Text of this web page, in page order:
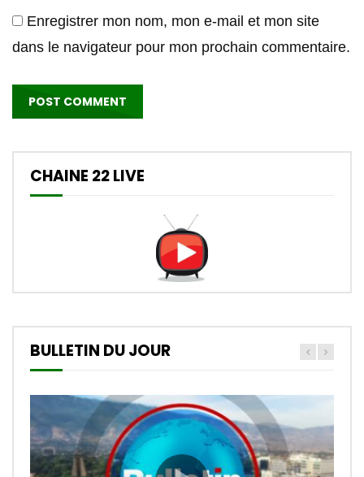
Enregistrer mon nom, mon e-mail et mon site
dans le navigateur pour mon prochain commentaire.
CHAINE 22 LIVE
BULLETIN DU JOUR